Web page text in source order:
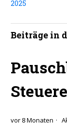
2025
Beiträge in
vor 8 Monaten